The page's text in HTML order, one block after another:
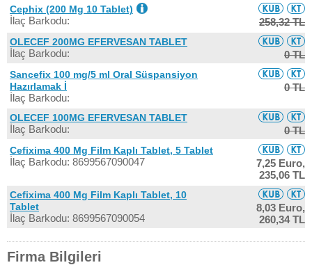
Cephix (200 Mg 10 Tablet)
İlaç Barkodu: 258,32 TL
OLECEF 200MG EFERVESAN TABLET
İlaç Barkodu: 0 TL
Sancefix 100 mg/5 ml Oral Süspansiyon
Hazırlamak İ
İlaç Barkodu:
0 TL
OLECEF 100MG EFERVESAN TABLET
İlaç Barkodu: 0 TL
Cefixima 400 Mg Film Kaplı Tablet, 5 Tablet
İlaç Barkodu: 8699567090047
7,25 Euro,
235,06 TL
Cefixima 400 Mg Film Kaplı Tablet, 10
Tablet
İlaç Barkodu: 8699567090054
8,03 Euro,
260,34 TL
Firma Bilgileri